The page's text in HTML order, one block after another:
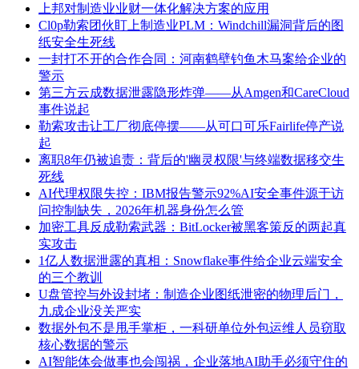
上邦对制造业业财一体化解决方案的应用
Cl0p勒索团伙盯上制造业PLM：Windchill漏洞背后的图
纸安全生死线
一封打不开的合作合同：河南鹤壁钓鱼木马案给企业的
警示
第三方云成数据泄露隐形炸弹——从Amgen和CareCloud
事件说起
勒索攻击让工厂彻底停摆——从可口可乐Fairlife停产说
起
离职8年仍被追责：背后的'幽灵权限'与终端数据移交生
死线
AI代理权限失控：IBM报告警示92%AI安全事件源于访
问控制缺失，2026年机器身份怎么管
加密工具反成勒索武器：BitLocker被黑客策反的两起真
实攻击
1亿人数据泄露的真相：Snowflake事件给企业云端安全
的三个教训
U盘管控与外设封堵：制造企业图纸泄密的物理后门，
九成企业没关严实
数据外包不是甩手掌柜，一科研单位外包运维人员窃取
核心数据的警示
AI智能体会做事也会闯祸，企业落地AI助手必须守住的